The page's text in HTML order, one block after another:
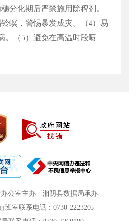
分化期后严禁施用 除稗剂。
螟，警惕暴发成灾。（4）易
。（5）避免在高温时段喷
公室主办
湘阴县数据局承办
班室联系电话：0730-2223205